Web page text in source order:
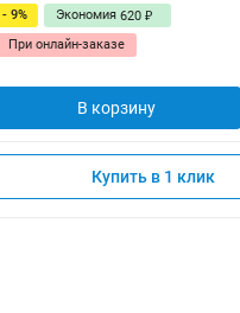
- 9% Экономия620₽
При онлайн-заказе
В корзину
Купить в 1 клик